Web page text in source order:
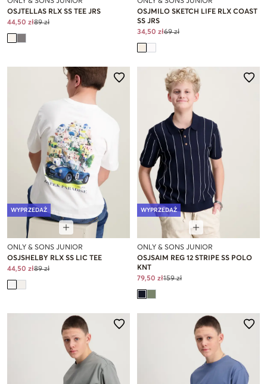
OSJTELLAS RLX SS TEE JRS
44,50 zł89 zł
OSJMILO SKETCH LIFE RLX COAST
SS JRS
34,50 zł69 zł
WYPRZEDAŻ
ONLY & SONS JUNIOR
OSJSHELBY RLX SS LIC TEE
44,50 zł89 zł
WYPRZEDAŻ
ONLY & SONS JUNIOR
OSJSAIM REG 12 STRIPE SS POLO
KNT
79,50 zł159 zł